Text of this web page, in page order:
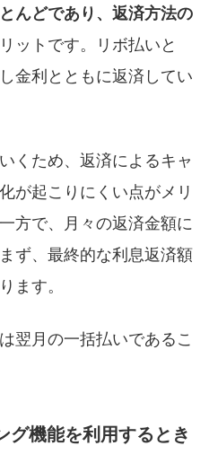
んどであり、返済方法の
ットです。リボ払いと
金利とともに返済してい
くため、返済によるキャ
が起こりにくい点がメリ
方で、月々の返済金額に
ず、最終的な利息返済額
ます。
翌月の一括払いであるこ
グ機能を利用するとき